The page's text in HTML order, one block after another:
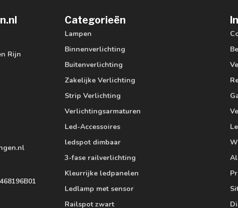
Rijn
Categorieën
Lampen
Binnenverlichting
Buitenverlichting
Zakelijke Verlichting
Strip Verlichting
Verlichtingsarmaturen
Led-Accessoires
ledspot dimbaar
3-fase railverlichting
Kleurrijke ledpanelen
Ledlamp met sensor
Railspot zwart